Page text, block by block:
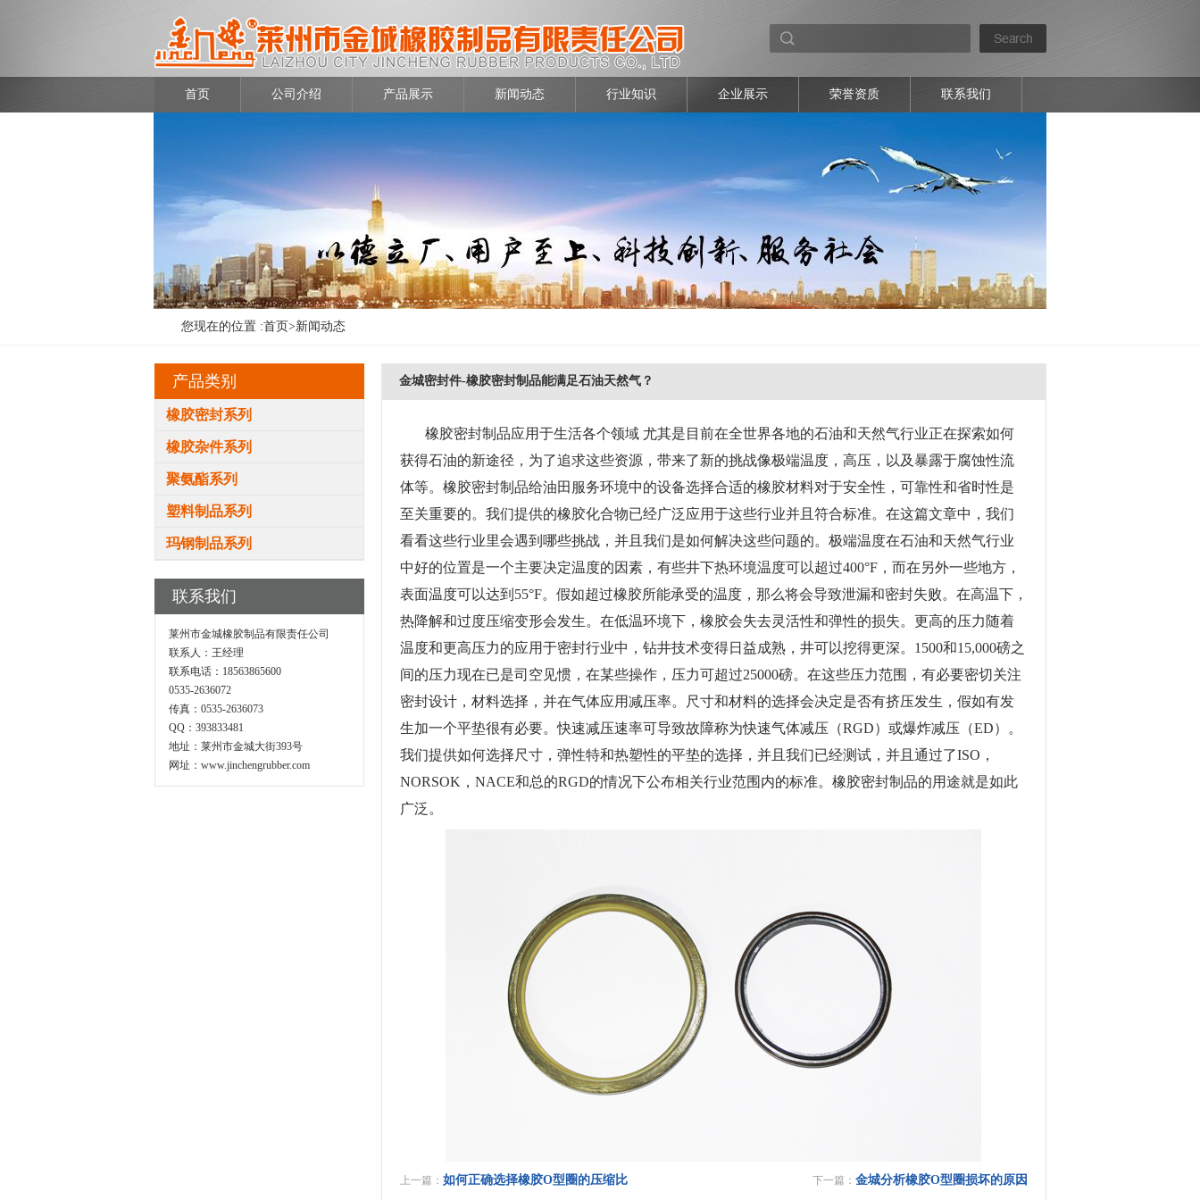
首页 公司介绍 产品展示 新闻动态 行业知识 企业展示 荣誉资质 联系我们
您现在的位置 :首页>新闻动态
产品类别
橡胶密封系列
橡胶杂件系列
聚氨酯系列
塑料制品系列
玛钢制品系列
联系我们
莱州市金城橡胶制品有限责任公司
联系人：王经理
联系电话：18563865600
0535-2636072
传真：0535-2636073
QQ：393833481
地址：莱州市金城大街393号
网址：www.jinchengrubber.com
金城密封件-橡胶密封制品能满足石油天然气？
橡胶密封制品应用于生活各个领域 尤其是目前在全世界各地的石油和天然气行业正在探索如何
获得石油的新途径，为了追求这些资源，带来了新的挑战像极端温度，高压，以及暴露于腐蚀性流
体等。橡胶密封制品给油田服务环境中的设备选择合适的橡胶材料对于安全性，可靠性和省时性是
至关重要的。我们提供的橡胶化合物已经广泛应用于这些行业并且符合标准。在这篇文章中，我们
看看这些行业里会遇到哪些挑战，并且我们是如何解决这些问题的。极端温度在石油和天然气行业
中好的位置是一个主要决定温度的因素，有些井下热环境温度可以超过400°F，而在另外一些地方，
表面温度可以达到55°F。假如超过橡胶所能承受的温度，那么将会导致泄漏和密封失败。在高温下，
热降解和过度压缩变形会发生。在低温环境下，橡胶会失去灵活性和弹性的损失。更高的压力随着
温度和更高压力的应用于密封行业中，钻井技术变得日益成熟，井可以挖得更深。1500和15,000磅之
间的压力现在已是司空见惯，在某些操作，压力可超过25000磅。在这些压力范围，有必要密切关注
密封设计，材料选择，并在气体应用减压率。尺寸和材料的选择会决定是否有挤压发生，假如有发
生加一个平垫很有必要。快速减压速率可导致故障称为快速气体减压（RGD）或爆炸减压（ED）。
我们提供如何选择尺寸，弹性特和热塑性的平垫的选择，并且我们已经测试，并且通过了ISO，
NORSOK，NACE和总的RGD的情况下公布相关行业范围内的标准。橡胶密封制品的用途就是如此
广泛。
上一篇： 如何正确选择橡胶O型圈的压缩比 下一篇： 金城分析橡胶O型圈损坏的原因